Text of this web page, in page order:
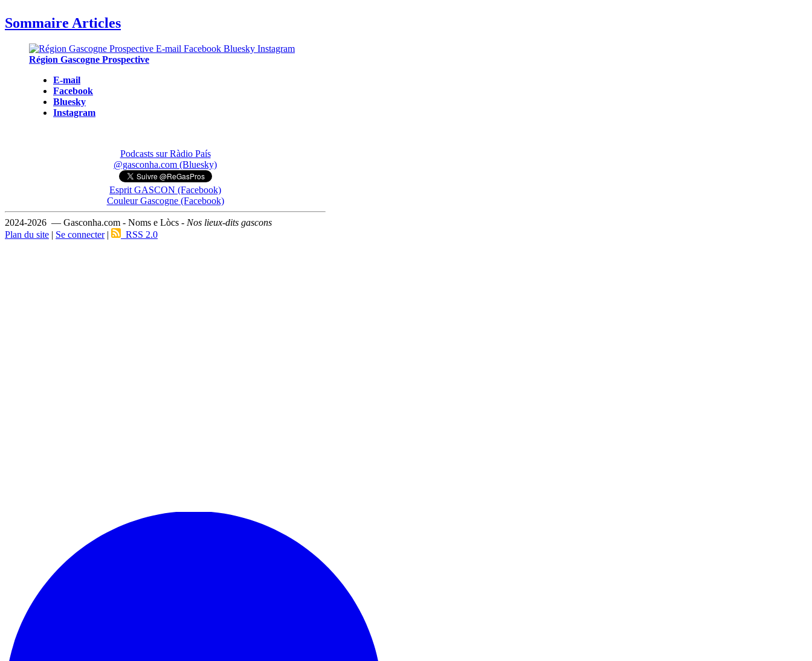
Sommaire Articles
Région Gascogne Prospective
E-mail
Facebook
Bluesky
Instagram
Podcasts sur Ràdio País
@gasconha.com (Bluesky)
Esprit GASCON (Facebook)
Couleur Gascogne (Facebook)
2024-2026 — Gasconha.com - Noms e Lòcs - Nos lieux-dits gascons
Plan du site | Se connecter| RSS 2.0